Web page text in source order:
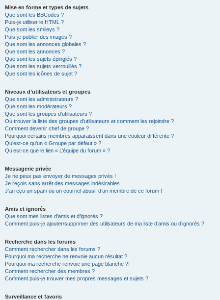
Mise en forme et types de sujets
Que sont les BBCodes ?
Puis-je utiliser le HTML ?
Que sont les smileys ?
Puis-je publier des images ?
Que sont les annonces globales ?
Que sont les annonces ?
Que sont les sujets épinglés ?
Que sont les sujets verrouillés ?
Que sont les icônes de sujet ?
Niveaux d’utilisateurs et groupes
Que sont les administrateurs ?
Que sont les modérateurs ?
Que sont les groupes d’utilisateurs ?
Où trouver la liste des groupes d’utilisateurs et comment les rejoindre ?
Comment devenir chef de groupe ?
Pourquoi certains membres apparaissent dans une couleur différente ?
Qu’est-ce qu’un « Groupe par défaut » ?
Qu’est-ce que le lien « L’équipe du forum » ?
Messagerie privée
Je ne peux pas envoyer de messages privés !
Je reçois sans arrêt des messages indésirables !
J’ai reçu un spam ou un courriel abusif d’un membre de ce forum !
Amis et ignorés
Que sont mes listes d’amis et d’ignorés ?
Comment puis-je ajouter/supprimer des utilisateurs de ma liste d’amis ou d’ignorés ?
Recherche dans les forums
Comment rechercher dans les forums ?
Pourquoi ma recherche ne renvoie aucun résultat ?
Pourquoi ma recherche renvoie une page blanche ?!
Comment rechercher des membres ?
Comment puis-je trouver mes propres messages et sujets ?
Surveillance et favoris